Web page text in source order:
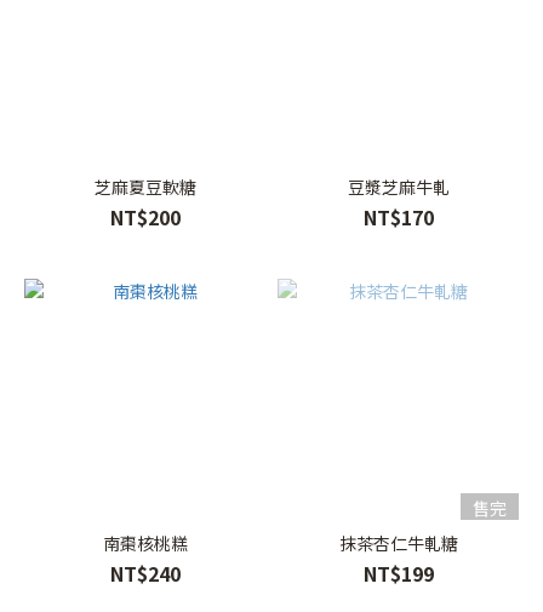
芝麻夏豆軟糖
NT$200
豆漿芝麻牛軋
NT$170
南棗核桃糕
NT$240
售完
抹茶杏仁牛軋糖
NT$199